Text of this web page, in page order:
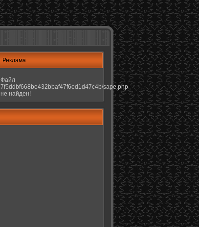
Реклама
Файл
7f5ddbf668be432bbaf47f6ed1d47c4b/sape.php
не найден!